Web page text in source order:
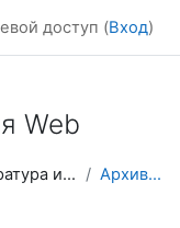
доступ (Вход)
Web
Литература и справочные материалы Архив с литературой